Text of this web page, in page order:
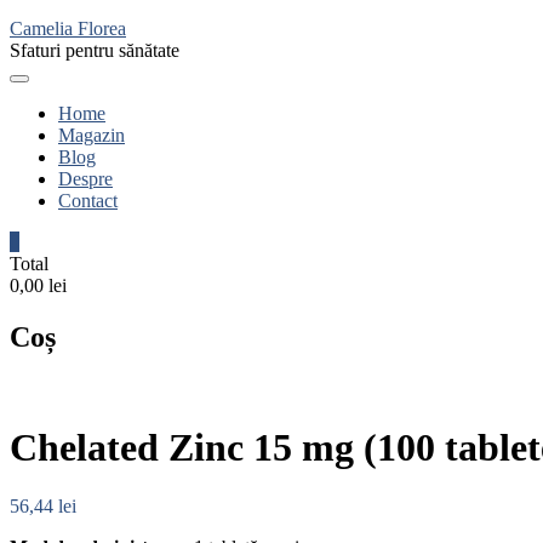
Camelia Florea
Sfaturi pentru sănătate
Home
Magazin
Blog
Despre
Contact
Total
0,00 lei
Coș
Chelated Zinc 15 mg (100
56,44 lei